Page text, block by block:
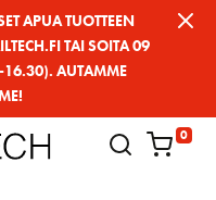
APUA TUOTTEEN
TAI SOITA 09
AUTAMME
0